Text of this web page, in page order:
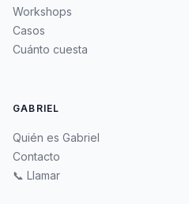
Workshops
Casos
Cuánto cuesta
GABRIEL
Quién es Gabriel
Contacto
📞 Llamar